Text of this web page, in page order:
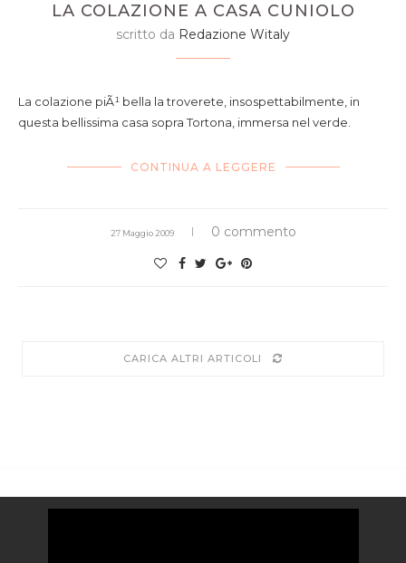
LA COLAZIONE A CASA CUNIOLO
scritto da Redazione Witaly
La colazione piÃ¹ bella la troverete, insospettabilmente, in
questa bellissima casa sopra Tortona, immersa nel verde.
CONTINUA A LEGGERE
27 Maggio 2009 0 commento
CARICA ALTRI ARTICOLI